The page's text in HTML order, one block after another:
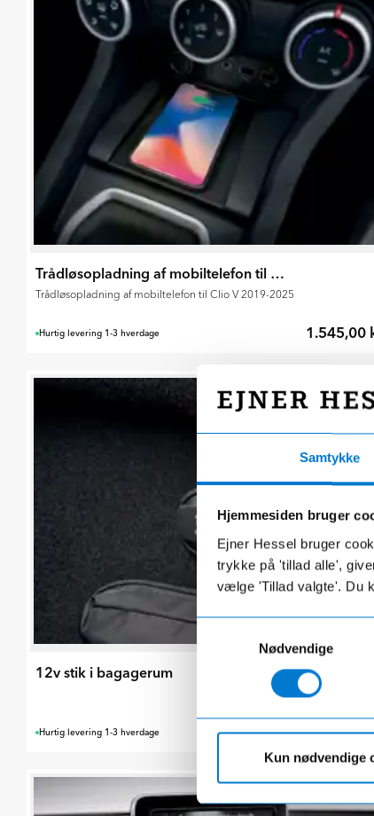
Samtykke
Hjemmesiden bruger
Ejner Hessel bruger
trykke på 'tillad alle',
vælge 'Tillad valgte'. Du
Samtykkevalg
Nødvendige
Kun nødvendige
Trådløsopladning af mobiltelefon til Clio V 2019-2024
Trådløsopladning af mobiltelefon til Clio V 2019-2025
Hurtig levering 1-3 hverdage 1.545,00
12v stik i bagagerum
Hurtig levering 1-3 hverdage 3.345,00